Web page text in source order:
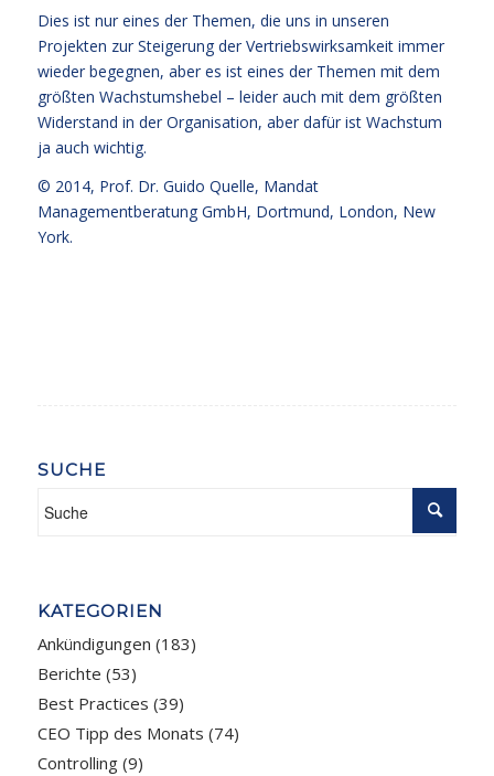
Dies ist nur eines der Themen, die uns in unseren
Projekten zur Steigerung der Vertriebswirksamkeit immer
wieder begegnen, aber es ist eines der Themen mit dem
größten Wachstumshebel – leider auch mit dem größten
Widerstand in der Organisation, aber dafür ist Wachstum
ja auch wichtig.
© 2014, Prof. Dr. Guido Quelle, Mandat
Managementberatung GmbH, Dortmund, London, New
York.
SUCHE
KATEGORIEN
Ankündigungen (183)
Berichte (53)
Best Practices (39)
CEO Tipp des Monats (74)
Controlling(9)